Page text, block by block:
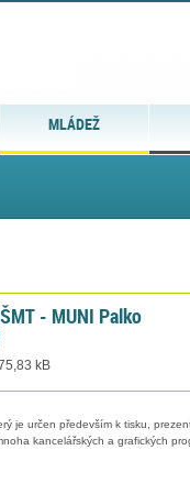
MLÁDEŽ
- MUNI Palko
kB
je určen především k tisku,
kancelářských a grafických